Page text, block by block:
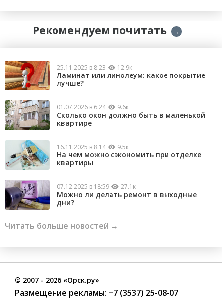
Рекомендуем почитать →
25.11.2025 в 8:23 12.9к
Ламинат или линолеум: какое покрытие
лучше?
01.07.2026 в 6:24 9.6к
Сколько окон должно быть в маленькой
квартире
16.11.2025 в 8:14 9.5к
На чем можно сэкономить при отделке
квартиры
07.12.2025 в 18:59 27.1к
Можно ли делать ремонт в выходные
дни?
Читать больше новостей →
© 2007 - 2026 «Орск.ру»
Размещение рекламы: +7 (3537) 25-08-07